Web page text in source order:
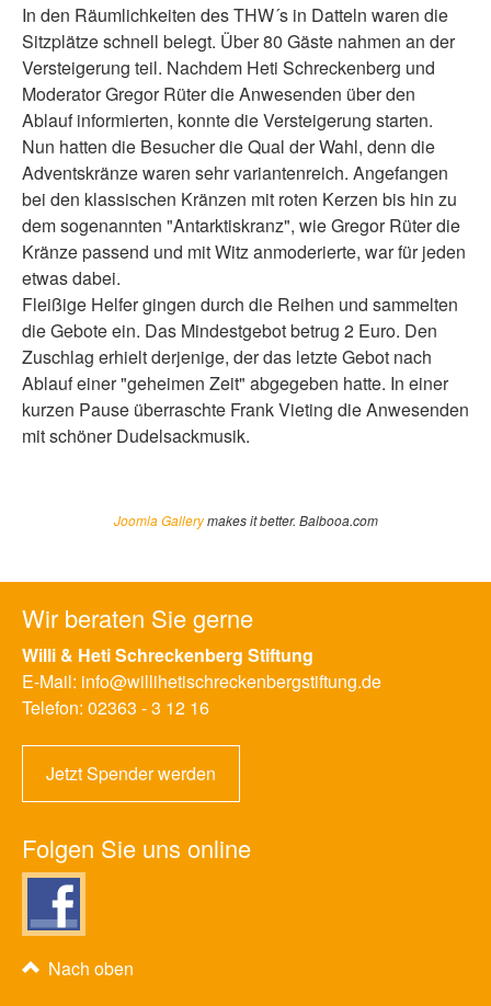
In den Räumlichkeiten des THW´s in Datteln waren die
Sitzplätze schnell belegt. Über 80 Gäste nahmen an der
Versteigerung teil. Nachdem Heti Schreckenberg und
Moderator Gregor Rüter die Anwesenden über den
Ablauf informierten, konnte die Versteigerung starten.
Nun hatten die Besucher die Qual der Wahl, denn die
Adventskränze waren sehr variantenreich. Angefangen
bei den klassischen Kränzen mit roten Kerzen bis hin zu
dem sogenannten "Antarktiskranz", wie Gregor Rüter die
Kränze passend und mit Witz anmoderierte, war für jeden
etwas dabei.
Fleißige Helfer gingen durch die Reihen und sammelten
die Gebote ein. Das Mindestgebot betrug 2 Euro. Den
Zuschlag erhielt derjenige, der das letzte Gebot nach
Ablauf einer "geheimen Zeit" abgegeben hatte. In einer
kurzen Pause überraschte Frank Vieting die Anwesenden
mit schöner Dudelsackmusik.
Joomla Gallerymakes it better. Balbooa.com
Wir beraten Sie gerne
Willi & Heti Schreckenberg Stiftung
E-Mail: info@willihetischreckenbergstiftung.de
Telefon: 02363 - 3 12 16
Jetzt Spender werden
Folgen Sie uns online
Nach oben